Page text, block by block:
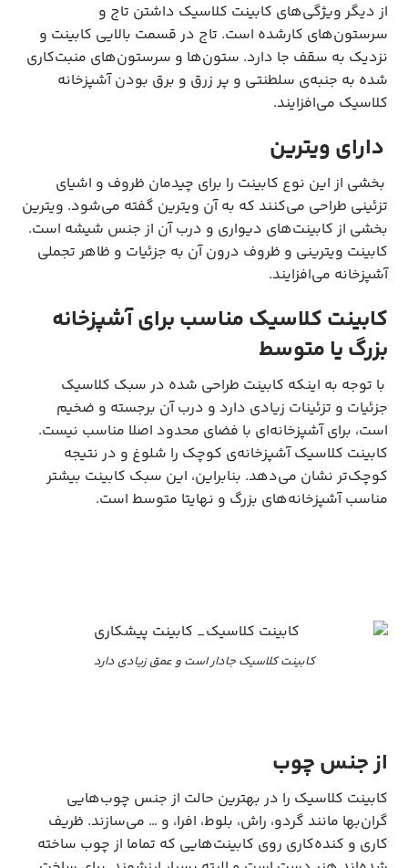
از دیگر ویژگی‌های کابینت کلاسیک داشتن تاج و
سرستون‌های کارشده است. تاج در قسمت بالایی کابینت و
نزدیک به سقف جا دارد. ستون‌ها و سرستون‌های منبت‌کاری
شده به جنبه‌ی سلطنتی و پر زرق و برق بودن آشپزخانه
کلاسیک می‌افزایند.
دارای ویترین
بخشی از این نوع کابینت را برای چیدمان ظروف و اشیای
تزئینی طراحی می‌کنند که به آن ویترین گفته می‌شود. ویترین
بخشی از کابینت‌های دیواری و درب آن از جنس شیشه است.
کابینت ویترینی و ظروف درون آن به جزئیات و ظاهر تجملی
آشپزخانه می‌افزایند.
کابینت کلاسیک مناسب برای آشپزخانه
بزرگ یا متوسط
با توجه به اینکه کابینت طراحی شده در سبک کلاسیک
جزئیات و تزئینات زیادی دارد و درب آن برجسته و ضخیم
است، برای آشپزخانه‌ای با فضای محدود اصلا مناسب نیست.
کابینت کلاسیک آشپزخانه‌ی کوچک را شلوغ و در نتیجه
کوچک‌تر نشان می‌دهد. بنابراین، این سبک کابینت بیشتر
مناسب آشپزخانه‌های بزرگ و نهایتا متوسط است.
کابینت کلاسیک جادار است و عمق زیادی دارد
از جنس چوب
کابینت کلاسیک را در بهترین حالت از جنس چوب‌هایی
گران‌بها مانند گردو، راش، بلوط، افرا، و … می‌سازند. ظریف
کاری و کنده‌کاری روی کابینت‌هایی که تماما از چوب ساخته